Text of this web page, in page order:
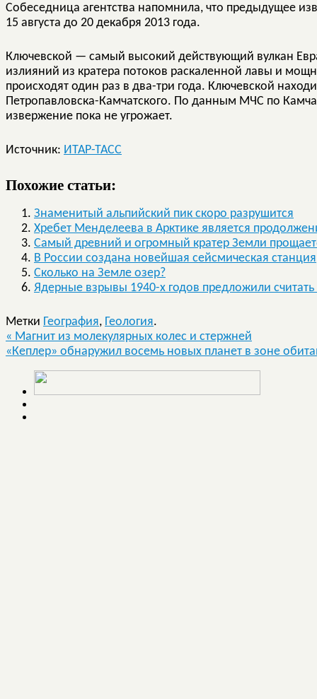
Собеседница агентства напомнила, что предыдущее
15 августа до 20 декабря 2013 года.
Ключевской — самый высокий действующий вулкан
излияний из кратера потоков раскаленной лавы и
происходят один раз в два-три года. Ключевской
Петропавловска-Камчатского. По данным МЧС по
извержение пока не угрожает.
Источник: ИТАР-ТАСС
Похожие статьи:
Знаменитый альпийский пик скоро разрушится
Хребет Менделеева в Арктике является
Самый древний и огромный кратер Земли
В России создана новейшая сейсмическая станция
Сколько на Земле озер?
Ядерные взрывы 1940-х годов предложили
Метки География, Геология.
« Магнит из молекулярных колес и стержней
«Кеплер» обнаружил восемь новых планет в зоне